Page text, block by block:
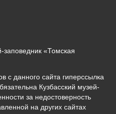
заповедник «Томская
с данного сайта гиперссылка
Кузбасский музей-
за недостоверность
на других сайтах